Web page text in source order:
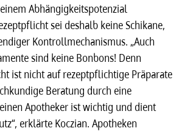
Abhängigkeitspotenzial
sei deshalb keine Schikane,
Kontrollmechanismus. „Auch
sind keine Bonbons! Denn
ist nicht auf rezeptpflichtige Präparate
Beratung durch eine
Apotheker ist wichtig und dient
erklärte Koczian. Apotheken